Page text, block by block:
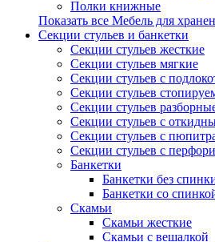
Полки книжные
Показать все Мебель для
Секции стульев и банкетки
Секции стульев жесткие
Секции стульев мягкие
Секции стульев с
Секции стульев
Секции стульев
Секции стульев с
Секции стульев с
Секции стульев с
Банкетки
Банкетки без
Банкетки со
Скамьи
Скамьи жесткие
Скамьи с вешалкой